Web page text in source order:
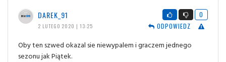
DAREK_91
2 LUTEGO 2020 | 13:25
0
ODPOWIEDZ
Oby ten szwed okazal sie niewypalem i graczem jednego
sezonu jak Piątek.